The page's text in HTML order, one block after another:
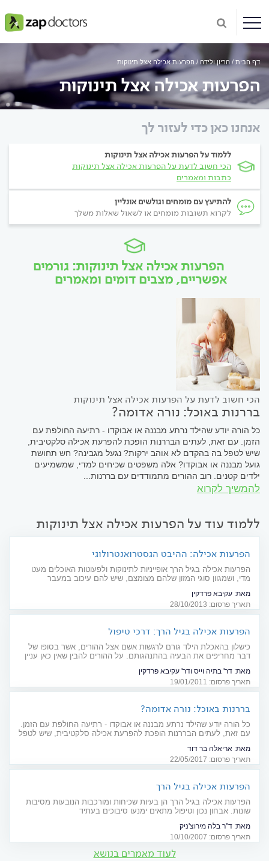
דף הבית הריון ולידה הפרעות אכילה אצל תינוקות
הפרעות אכילה אצל תינוקות
אנחנו כאן כדי לעזור לך
ללמוד על הפרעות אכילה אצל תינוקות
הכי חשוב לדעת על הפרעות אכילה אצל תינוקות
כתבות ומאמרים
להתיעץ עם מומחים וגולשים אונליין
לקרוא תשובות מומחים או לשאול שאלות משלך
הפרעות אכילה אצל תינוקות: גורמים
אפשריים, מצבים דומים ומאמרים
הכי חשוב לדעת על הפרעות אכילה אצל תינוקות
בררנות באוכל: נורה אדומה?
כל הורה יודע שהילד נרתע מבננה או אבוקדו - רתיעה החולפת עם
הזמן. עם זאת, לעתים הבררנות הופכת להפרעת אכילה סלקטיבית,
שיש לטפל בה בהקדם לא אוהב ירקות? נגעל מגבינה? חש תחושת
גועל מבננה או אבוקדו? אלה משפטים שכיחים למדי, שמשמיעים
ילדים קטנים. רוב ההורים מתמודדים עם בררנות...
להמשיך לקרוא
ללמוד עוד על הפרעות אכילה אצל תינוקות
הפרעות אכילה: ההיבט הגסטרואנטרולוגי
הפרעות אכילה בגיל הרך אופייניות לתינוקות ולפעוטות האוכלים מעט
מדי, ושמגוון סוגי המזון שלהם מצומצם, שיש להם עיכוב במעבר
אכילה מוזרים. המונחים הפרעת אכילה והפרעה בשגשוג משמשים
לעתים קרובות בערבוביה לתיאור תינוקות ופעוטות שאינם משגשגים,
מסיבות שאינן אורגניות והקשורות לקשר בין התינוק לאם/הורים,
מאת: עקיבא פרדקין
תאריך פרסום: 28/10/2013
הפרעות אכילה בגיל הרך: דרכי טיפול
כישלון בהאכלת הילד גורם לרגשות אשם אצל ההורים, אשר בסופו של
דבר מחריפים את הבעיה בהתנהגותם. על ההורים להבין שאין כאן עניין
מאת: דר' בתיה וייס ודר' עקיבא פרדקין
תאריך פרסום: 19/01/2011
בררנות באוכל: נורה אדומה?
כל הורה יודע שהילד נרתע מבננה או אבוקדו - רתיעה החולפת עם הזמן.
עם זאת, לעתים הבררנות הופכת להפרעת אכילה סלקטיבית, שיש לטפל
מאת: אריאלה בר דוד
תאריך פרסום: 22/05/2017
הפרעות אכילה בגיל הרך
הפרעות אכילה בגיל הרך הן בעיות שכיחות ומורכבות הנובעות מסיבות
שונות. אבחון נכון וטיפול מתאים ימנעו סיבוכים בעתיד
מאת: ד"ר בלה מירוצ'ניק
תאריך פרסום: 10/10/2007
לעוד מאמרים בנושא